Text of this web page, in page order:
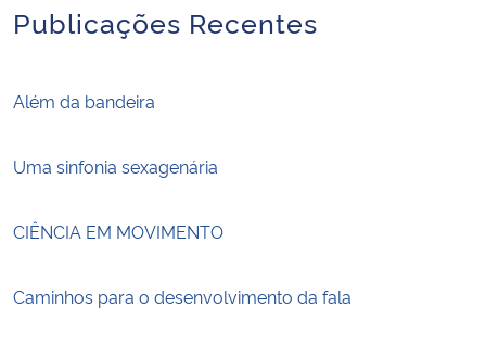
Publicações Recentes
Além da bandeira
Uma sinfonia sexagenária
CIÊNCIA EM MOVIMENTO
Caminhos para o desenvolvimento da fala